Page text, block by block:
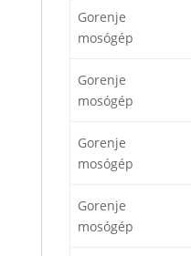
Gorenje
mosógép
Gorenje
mosógép
Gorenje
mosógép
Gorenje
mosógép